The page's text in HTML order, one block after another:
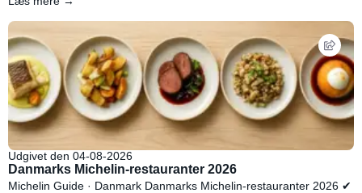
Udgivet den 04-08-2026
Danmarks Michelin-restauranter 2026
Michelin Guide · Danmark Danmarks Michelin-restauranter 2026 ✔